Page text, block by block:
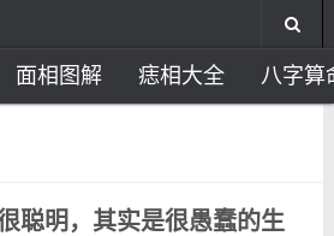
面相图解 痣相大全 八字算
聪明，其实是很愚蠢的生